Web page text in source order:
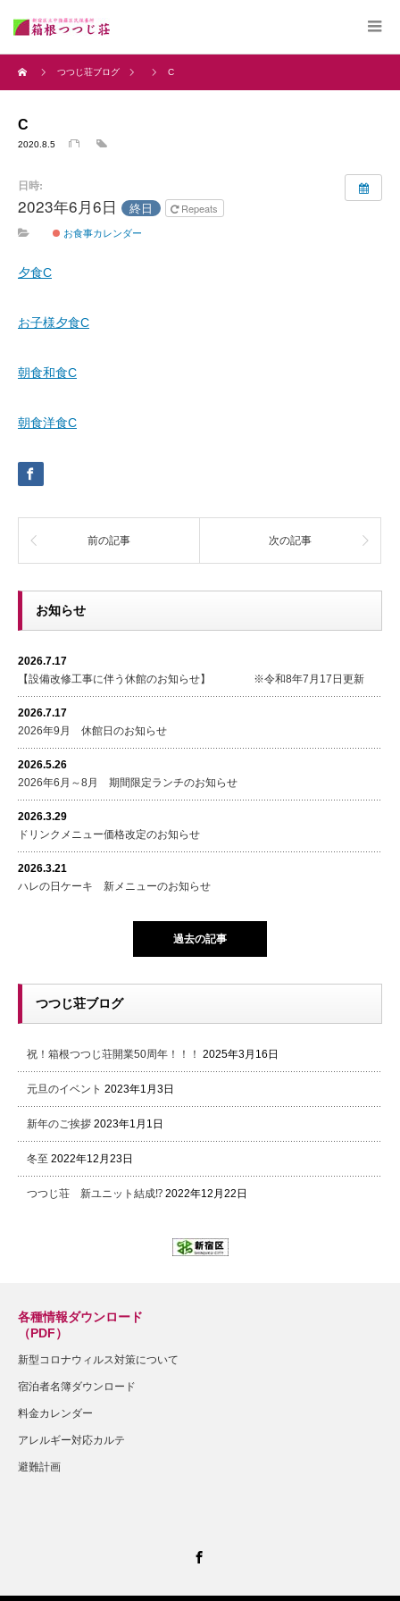
つつじ荘ブログ C
C
2020.8.5
日時:
2023年6月6日 終日
Repeats
お食事カレンダー
夕食C
お子様夕食C
朝食和食C
朝食洋食C
前の記事 次の記事
お知らせ
2026.7.17
【設備改修工事に伴う休館のお知らせ】 ※令和8年7月17日更新
2026.7.17
2026年9月 休館日のお知らせ
2026.5.26
2026年6月～8月 期間限定ランチのお知らせ
2026.3.29
ドリンクメニュー価格改定のお知らせ
2026.3.21
ハレの日ケーキ 新メニューのお知らせ
過去の記事
つつじ荘ブログ
祝！箱根つつじ荘開業50周年！！！ 2025年3月16日
元旦のイベント 2023年1月3日
新年のご挨拶 2023年1月1日
冬至 2022年12月23日
つつじ荘 新ユニット結成⁉ 2022年12月22日
各種情報ダウンロード
（PDF）
新型コロナウィルス対策について
宿泊者名簿ダウンロード
料金カレンダー
アレルギー対応カルテ
避難計画